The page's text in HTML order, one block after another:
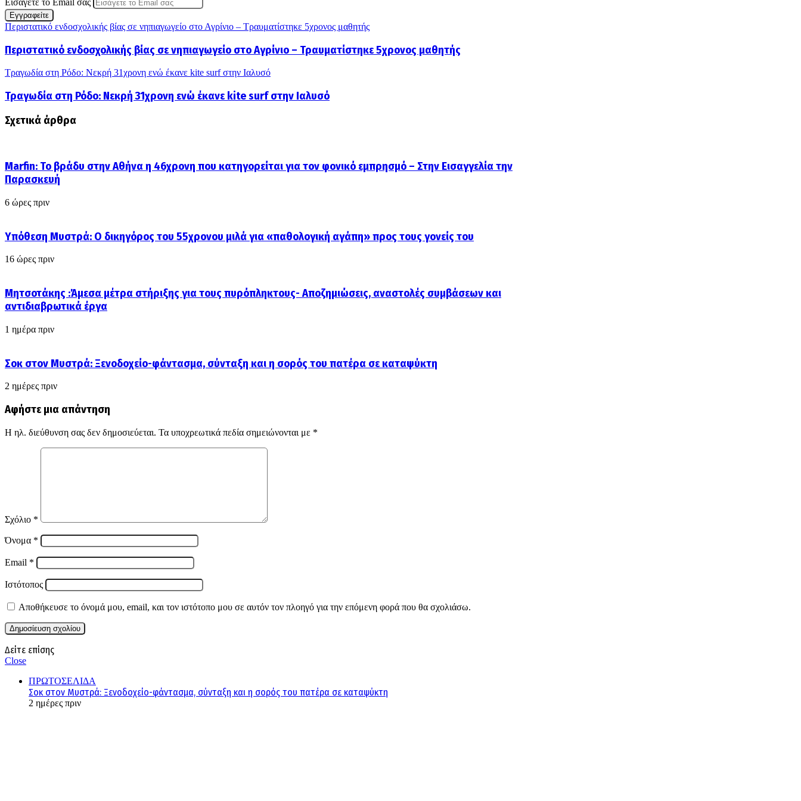
Περιστατικό ενδοσχολικής βίας σε νηπιαγωγείο στο Αγρίνιο – Τραυματίστηκε 5χρονος μαθητής
Περιστατικό ενδοσχολικής βίας σε νηπιαγωγείο στο Αγρίνιο – Τραυματίστηκε 5χρονος μαθητής
Τραγωδία στη Ρόδο: Νεκρή 31χρονη ενώ έκανε kite surf στην Ιαλυσό
Τραγωδία στη Ρόδο: Νεκρή 31χρονη ενώ έκανε kite surf στην Ιαλυσό
Σχετικά άρθρα
Marfin: Το βράδυ στην Αθήνα η 46χρονη που κατηγορείται για τον φονικό εμπρησμό – Στην Εισαγγελία την
Παρασκευή
6 ώρες πριν
Υπόθεση Μυστρά: Ο δικηγόρος του 55χρονου μιλά για «παθολογική αγάπη» προς τους γονείς του
16 ώρες πριν
Μητσοτάκης :Άμεσα μέτρα στήριξης για τους πυρόπληκτους- Αποζημιώσεις, αναστολές συμβάσεων και
αντιδιαβρωτικά έργα
1 ημέρα πριν
Σοκ στον Μυστρά: Ξενοδοχείο-φάντασμα, σύνταξη και η σορός του πατέρα σε καταψύκτη
2 ημέρες πριν
Αφήστε μια απάντηση
Η ηλ. διεύθυνση σας δεν δημοσιεύεται. Τα υποχρεωτικά πεδία σημειώνονται με *
Σχόλιο *
Όνομα *
Email *
Ιστότοπος
Αποθήκευσε το όνομά μου, email, και τον ιστότοπο μου σε αυτόν τον πλοηγό για την επόμενη φορά που θα σχολιάσω.
Δείτε επίσης
Close
ΠΡΩΤΟΣΕΛΙΔΑ
Σοκ στον Μυστρά: Ξενοδοχείο-φάντασμα, σύνταξη και η σορός του πατέρα σε καταψύκτη
2 ημέρες πριν